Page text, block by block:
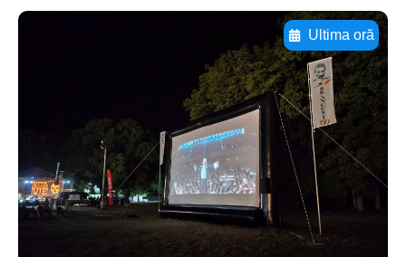
Ultima oră
Adaugă aici textul pentru
subtitluAdaugă aici
textul pentru
subtitluAdaugă aici
textul pentru
subtitluAdaugă aici
textul pentru subti